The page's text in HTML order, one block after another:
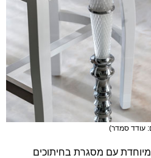
עודד סמדר)
עם מסגרת בחיתוכים